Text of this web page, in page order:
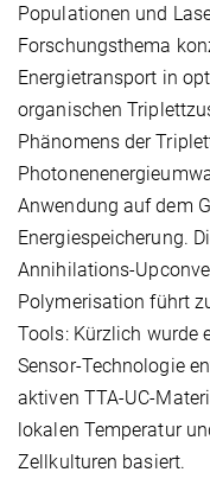
Populationen und
Forschungsthema
Energietransport in
organischen
Phänomens der
Anwendung auf dem
Energiespeicherung.
Annihilations-
Polymerisation führt
Tools: Kürzlich wurde
Sensor-Technologie
aktiven TTA-UC-
lokalen Temperatur
Zellkulturen basiert.